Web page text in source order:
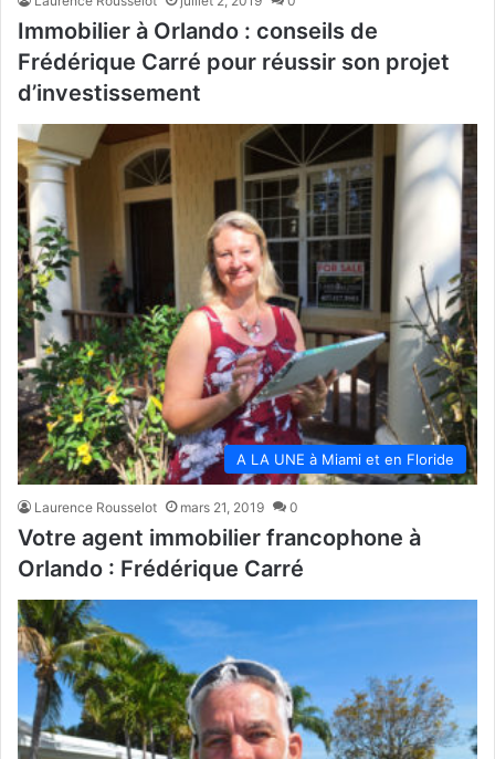
Immobilier à Orlando : conseils de
Frédérique Carré pour réussir son projet
d’investissement
A LA UNE à Miami et en Floride
Laurence Rousselot mars 21, 2019 0
Votre agent immobilier francophone à
Orlando : Frédérique Carré